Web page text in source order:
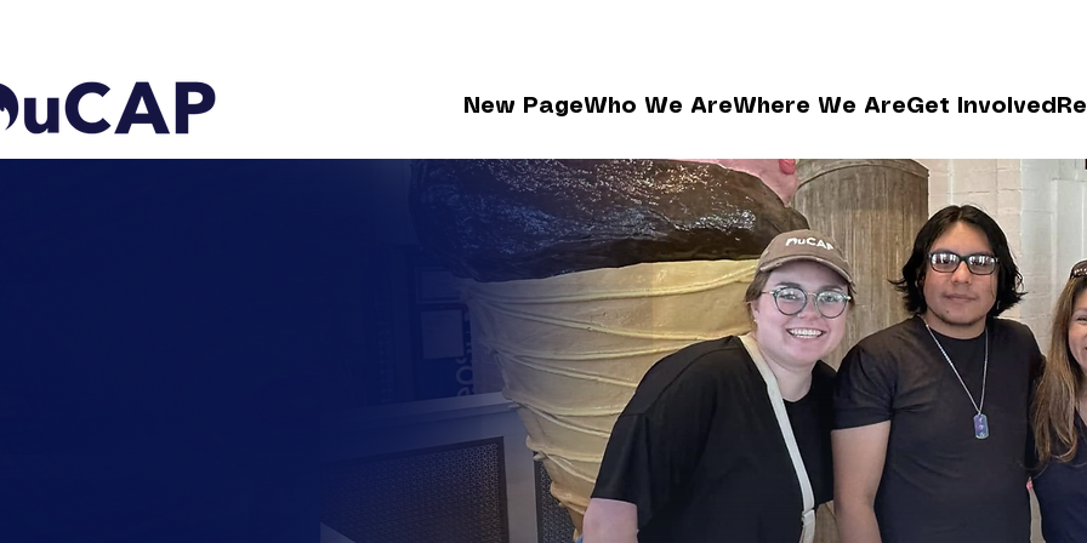
New PageWho We AreWhere We AreGet Involved